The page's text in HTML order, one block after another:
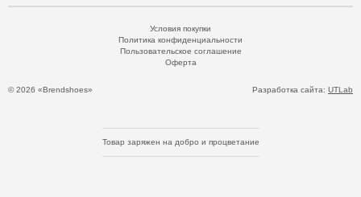
© 2026 «Brendshoes»
Условия покупки
Политика конфиденциальности
Пользовательское соглашение
Оферта
Разработка сайта: UTLab
Товар заряжен на добро и процветание